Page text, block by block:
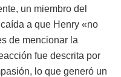
un miembro del
a que Henry «no
de mencionar la
fue descrita por
lo que generó un